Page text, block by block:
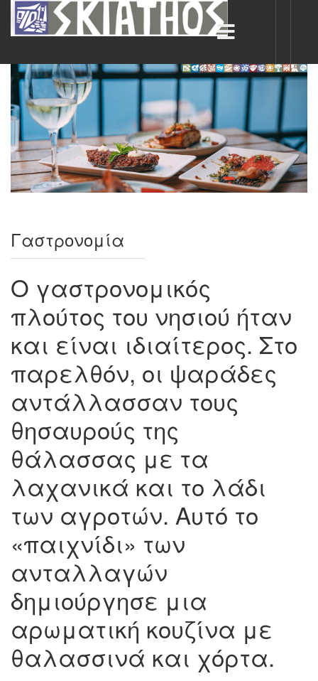
Γαστρονομία
Ο γαστρονομικός
πλούτος του νησιού ήταν
και είναι ιδιαίτερος. Στο
παρελθόν, οι ψαράδες
αντάλλασσαν τους
θησαυρούς της
θάλασσας με τα
λαχανικά και το λάδι
των αγροτών. Αυτό το
«παιχνίδι» των
ανταλλαγών
δημιούργησε μια
αρωματική κουζίνα με
θαλασσινά και χόρτα.